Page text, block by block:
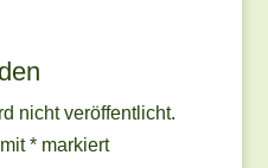
nicht veröffentlicht.
*markiert